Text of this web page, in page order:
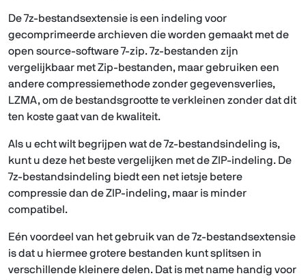
De 7z-bestandsextensie is een indeling voor
gecomprimeerde archieven die worden gemaakt met de
open source-software 7-zip. 7z-bestanden zijn
vergelijkbaar met Zip-bestanden, maar gebruiken een
andere compressiemethode zonder gegevensverlies,
LZMA, om de bestandsgrootte te verkleinen zonder dat dit
ten koste gaat van de kwaliteit.
Als u echt wilt begrijpen wat de 7z-bestandsindeling is,
kunt u deze het beste vergelijken met de ZIP-indeling. De
7z-bestandsindeling biedt een net ietsje betere
compressie dan de ZIP-indeling, maar is minder
compatibel.
Eén voordeel van het gebruik van de 7z-bestandsextensie
is dat u hiermee grotere bestanden kunt splitsen in
verschillende kleinere delen. Dat is met name handig voor